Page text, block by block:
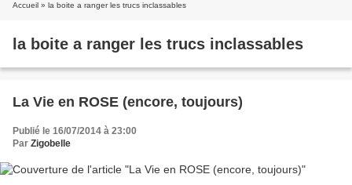
Accueil » la boite a ranger les trucs inclassables
la boite a ranger les trucs inclassables
La Vie en ROSE (encore, toujours)
Publié le 16/07/2014 à 23:00
Par Zigobelle